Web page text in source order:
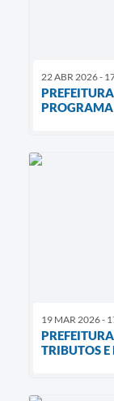
22 ABR 2026 -
19 MAR 2026 -
TRIBUTOS